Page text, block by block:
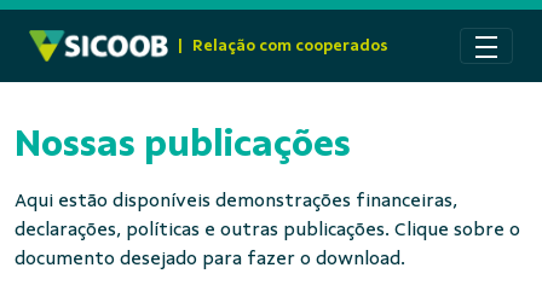
Relação com cooperados
Nossas publicações
Aqui estão disponíveis demonstrações financeiras,
declarações, políticas e outras publicações. Clique sobre o
documento desejado para fazer o download.